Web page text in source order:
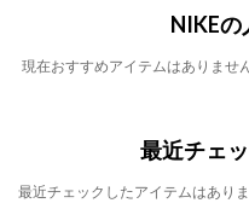
NIKEの
現在おすすめアイテムはありません
最近チェ
最近チェックしたアイテムはありま